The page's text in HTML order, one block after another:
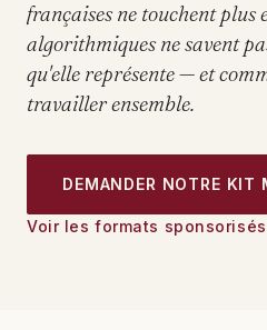
françaises ne touchent plus
algorithmiques ne savent
qu'elle représente — et
travailler ensemble.
DEMANDER NOTRE KIT
Voir les formats sponsorisés